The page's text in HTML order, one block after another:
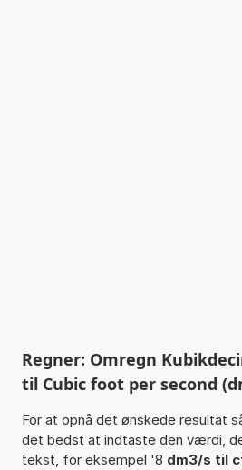
Regner: Omregn
til Cubic foot per second
For at opnå det ønskede resultat
det bedst at indtaste den værdi,
tekst, for eksempel '8 dm3/s til